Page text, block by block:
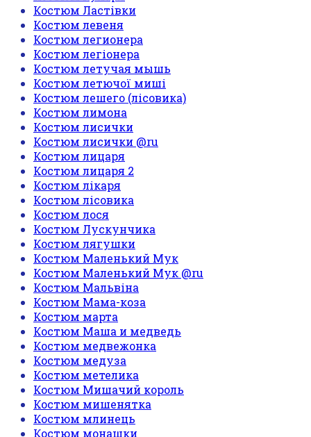
Костюм Ластівки
Костюм левеня
Костюм легионера
Костюм легіонера
Костюм летучая мышь
Костюм летючої миші
Костюм лешего (лісовика)
Костюм лимона
Костюм лисички
Костюм лисички @ru
Костюм лицаря
Костюм лицаря 2
Костюм лікаря
Костюм лісовика
Костюм лося
Костюм Лускунчика
Костюм лягушки
Костюм Маленький Мук
Костюм Маленький Мук @ru
Костюм Мальвіна
Костюм Мама-коза
Костюм марта
Костюм Маша и медведь
Костюм медвежонка
Костюм медуза
Костюм метелика
Костюм Мишачий король
Костюм мишенятка
Костюм млинець
Костюм монашки